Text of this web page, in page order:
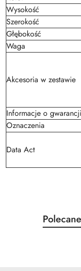
Wysokość
Szerokość
Głębokość
Waga
Akcesoria w zestawie
Informacje o gwarancji
Oznaczenia
Data Act
Pomiń karuzelę
Produkty
o
Polecane